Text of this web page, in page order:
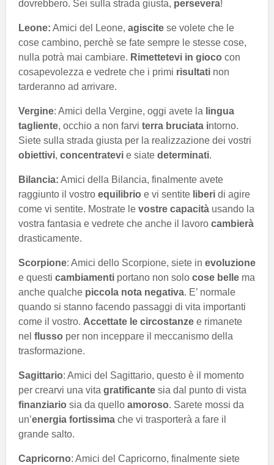
dovrebbero. Sei sulla strada giusta, persevera!
Leone: Amici del Leone, agiscite se volete che le
cose cambino, perchè se fate sempre le stesse cose,
nulla potrà mai cambiare. Rimettetevi in gioco con
cosapevolezza e vedrete che i primi risultati non
tarderanno ad arrivare.
Vergine: Amici della Vergine, oggi avete la lingua
tagliente, occhio a non farvi terra bruciata intorno.
Siete sulla strada giusta per la realizzazione dei vostri
obiettivi, concentratevi e siate determinati.
Bilancia: Amici della Bilancia, finalmente avete
raggiunto il vostro equilibrio e vi sentite liberi di agire
come vi sentite. Mostrate le vostre capacità usando la
vostra fantasia e vedrete che anche il lavoro cambierà
drasticamente.
Scorpione: Amici dello Scorpione, siete in evoluzione
e questi cambiamenti portano non solo cose belle ma
anche qualche piccola nota negativa. E’ normale
quando si stanno facendo passaggi di vita importanti
come il vostro. Accettate le circostanze e rimanete
nel flusso per non inceppare il meccanismo della
trasformazione.
Sagittario: Amici del Sagittario, questo è il momento
per crearvi una vita gratificante sia dal punto di vista
finanziario sia da quello amoroso. Sarete mossi da
un’energia fortissima che vi trasporterà a fare il
grande salto.
Capricorno: Amici del Capricorno, finalmente siete